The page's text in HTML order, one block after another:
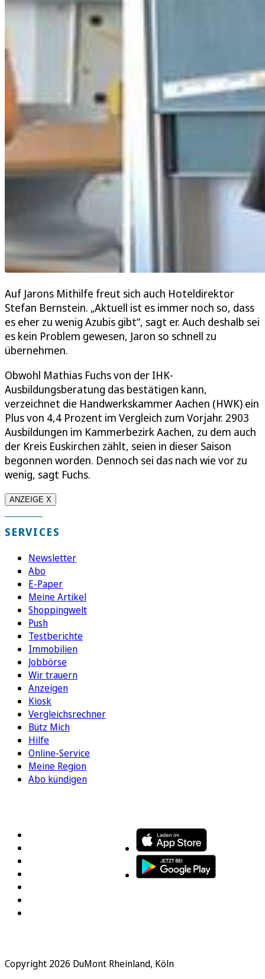
Auf Jarons Mithilfe freut sich auch Hoteldirektor
Stefan Bernstein. „Aktuell ist es immer noch so, dass
es eher zu wenig Azubis gibt“, sagt er. Auch deshalb sei
es kein Problem gewesen, Jaron so schnell zu
übernehmen.
Obwohl Mathias Fuchs von der IHK-
Ausbildungsberatung das bestätigen kann,
verzeichnet die Handwerkskammer Aachen (HWK) ein
Plus von 4,4 Prozent im Vergleich zum Vorjahr. 2903
Ausbildungen im Kammerbezirk Aachen, zu dem auch
der Kreis Euskirchen zählt, seien in dieser Saison
begonnen worden. Dennoch sei das nach wie vor zu
wenig, sagt Fuchs.
ANZEIGE X
SERVICES
Newsletter
Abo
E-Paper
Meine Artikel
Shoppingwelt
Push
Testberichte
Immobilien
Jobbörse
Wir trauern
Anzeigen
Kiosk
Vergleichsrechner
Bütz Mich
Hilfe
Online-Service
Meine Region
Abo kündigen
Copyright 2026 DuMont Rheinland, Köln